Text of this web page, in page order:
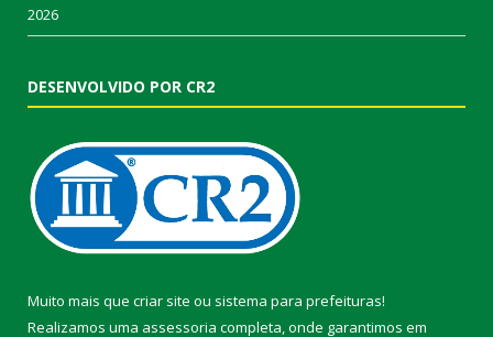
2026
DESENVOLVIDO POR CR2
Muito mais que criar site ou sistema para prefeituras!
Realizamos uma assessoria completa, onde garantimos em